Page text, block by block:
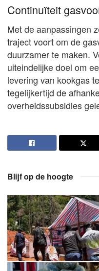
Continuïteit
Met de aanpassingen
traject voort om de
duurzamer te maken.
uiteindelijke doel om
levering van kookgas
tegelijkertijd de
overheidssubsidies
Blijf op de hoogte